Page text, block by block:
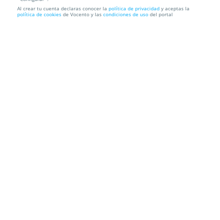
Curso online de maquillaje profesional de 250 horas
Al crear tu cuenta declaras conocer la política de privacidad y aceptas la
política de cookies de Vocento y las condiciones de uso del portal